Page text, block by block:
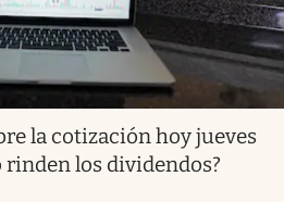
la cotización hoy jueves
rinden los dividendos?